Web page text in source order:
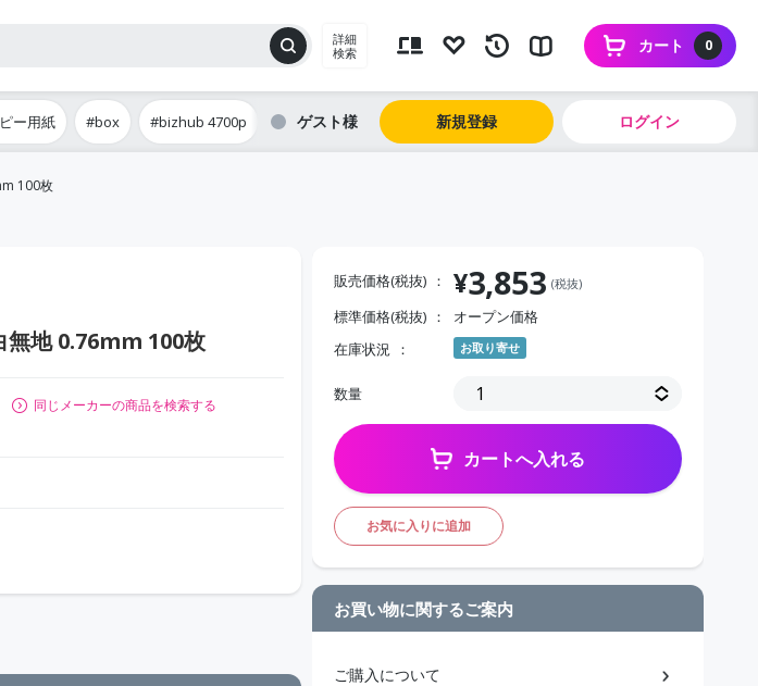
詳細
検索
0
カート
ー用紙 #box #bizhub 4700p ゲスト 新規登録 ログイン
100枚
無地 0.76mm 100枚
同じメーカーの商品を検索する
販売価格(税抜) ¥3,853 (税抜)
標準価格(税抜)
オープン価格
在庫状況
お取り寄せ
数量
カートへ入れる
お気に入りに追加
お買い物に関するご案内
ご購入について